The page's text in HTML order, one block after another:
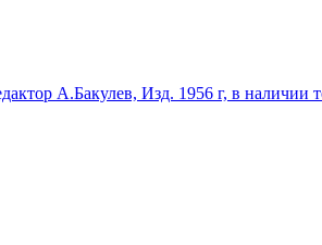
А.Бакулев, Изд. 1956 г, в наличии